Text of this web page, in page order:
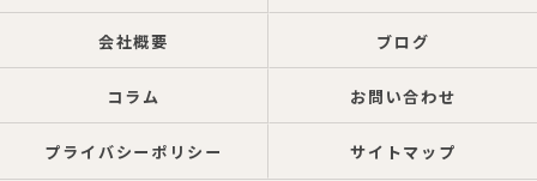
会社概要 ブログ
コラム お問い合わせ
プライバシーポリシー サイトマップ